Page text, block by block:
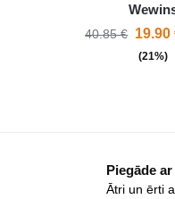
40.85€ 19.90
(21%)
Piegāde
Ātri un ērti